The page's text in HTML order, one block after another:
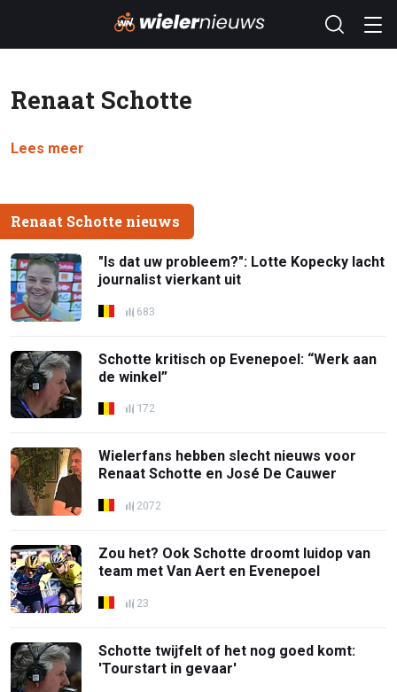
Renaat Schotte
Lees meer
Renaat Schotte nieuws
"Is dat uw probleem?": Lotte Kopecky lacht
journalist vierkant uit
683
Schotte kritisch op Evenepoel: “Werk aan
de winkel”
172
Wielerfans hebben slecht nieuws voor
Renaat Schotte en José De Cauwer
2072
Zou het? Ook Schotte droomt luidop van
team met Van Aert en Evenepoel
23
Schotte twijfelt of het nog goed komt:
'Tourstart in gevaar'